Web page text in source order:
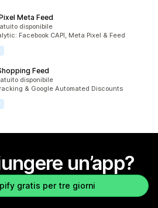
Meta Feed
disponibile
Facebook CAPI, Meta Pixel & Feed
Feed
disponibile
& Google Automated Discounts
un’app?
gratis per tre giorni